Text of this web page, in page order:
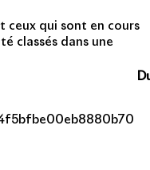
ceux qui sont en cours
classés dans une